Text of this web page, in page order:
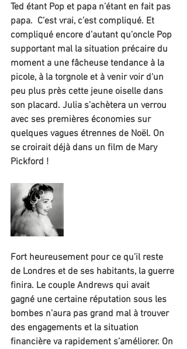
Ted étant Pop et papa n’étant en fait pas
papa.  C’est vrai, c’est compliqué. Et
compliqué encore d’autant qu’oncle Pop
supportant mal la situation précaire du
moment a une fâcheuse tendance à la
picole, à la torgnole et à venir voir d‘un
peu plus près cette jeune oiselle dans
son placard. Julia s’achètera un verrou
avec ses premières économies sur
quelques vagues étrennes de Noël. On
se croirait déjà dans un film de Mary
Pickford !
Fort heureusement pour ce qu’il reste
de Londres et de ses habitants, la guerre
finira. Le couple Andrews qui avait
gagné une certaine réputation sous les
bombes n’aura pas grand mal à trouver
des engagements et la situation
financière va rapidement s’améliorer. On